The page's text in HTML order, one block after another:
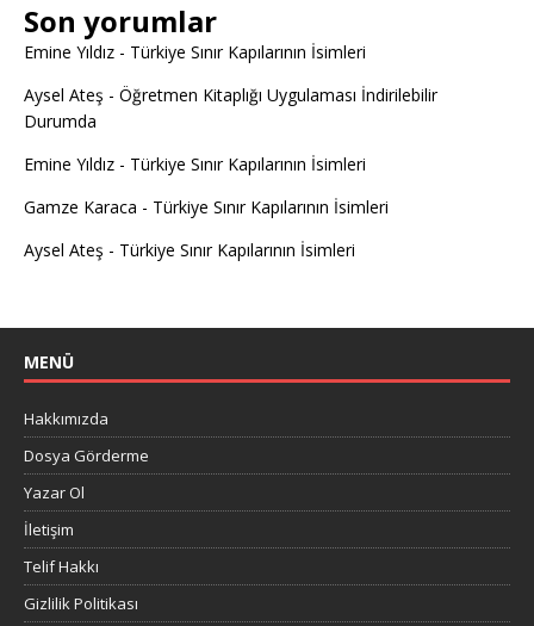
Son yorumlar
Emine Yıldız - Türkiye Sınır Kapılarının İsimleri
Aysel Ateş - Öğretmen Kitaplığı Uygulaması İndirilebilir
Durumda
Emine Yıldız - Türkiye Sınır Kapılarının İsimleri
Gamze Karaca - Türkiye Sınır Kapılarının İsimleri
Aysel Ateş - Türkiye Sınır Kapılarının İsimleri
MENÜ
Hakkımızda
Dosya Görderme
Yazar Ol
İletişim
Telif Hakkı
Gizlilik Politikası